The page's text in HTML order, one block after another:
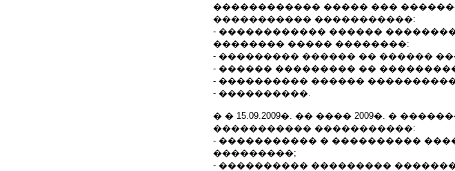
������������ ����� ���
����������� �����������:
- ������������ ������
�������� ����� ��������:
- ��������� ������ �� ������
- ������ ��������� ��
- ���������� ������
- ����������.
� � 15.09.2009�. �� ���� 2009�. �
����������� �����������:
- ����������� � ����������
���������;
- ���������� ���������